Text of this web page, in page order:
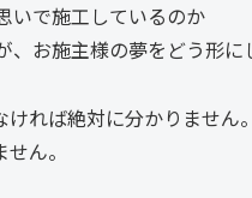
いで施工しているのか
、お施主様の夢をどう形に
ければ絶対に分かりません
ん。